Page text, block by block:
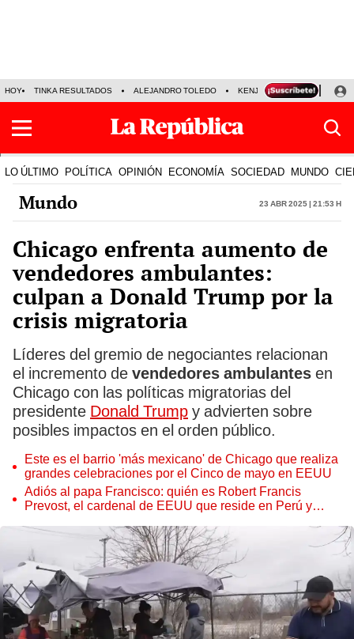
HOY TINKA RESULTADOS ALEJANDRO TOLEDO KENJI FUJIMORI
LO ÚLTIMO POLÍTICA OPINIÓN ECONOMÍA SOCIEDAD MUNDO
Mundo 23 Abr 2025 | 21:53 h
Chicago enfrenta aumento de
vendedores ambulantes:
culpan a Donald Trump por la
crisis migratoria
Líderes del gremio de negociantes relacionan
el incremento de vendedores ambulantes en
Chicago con las políticas migratorias del
presidente Donald Trump y advierten sobre
posibles impactos en el orden público.
Este es el barrio 'más mexicano' de Chicago que realiza
grandes celebraciones por el Cinco de mayo en EEUU
Adiós al papa Francisco: quién es Robert Francis
Prevost, el cardenal de EEUU que reside en Perú y